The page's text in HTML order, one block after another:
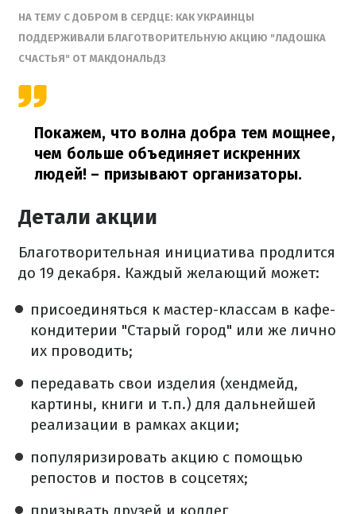
НА ТЕМУ С ДОБРОМ В СЕРДЦЕ: КАК УКРАИНЦЫ
ПОДДЕРЖИВАЛИ БЛАГОТВОРИТЕЛЬНУЮ АКЦИЮ "ЛАДОШКА
СЧАСТЬЯ" ОТ МАКДОНАЛЬДЗ
Покажем, что волна добра тем мощнее,
чем больше объединяет искренних
людей! – призывают организаторы.
Детали акции
Благотворительная инициатива продлится
до 19 декабря. Каждый желающий может:
присоединяться к мастер-классам в кафе-
кондитерии "Старый город" или же лично
их проводить;
передавать свои изделия (хендмейд,
картины, книги и т.п.) для дальнейшей
реализации в рамках акции;
популяризировать акцию с помощью
репостов и постов в соцсетях;